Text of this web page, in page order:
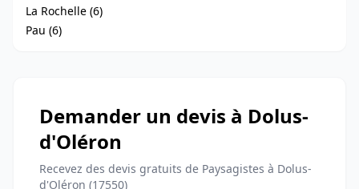
La Rochelle (6)
Pau (6)
Demander un devis à Dolus-
d'Oléron
Recevez des devis gratuits de Paysagistes à Dolus-
d'Oléron (17550)